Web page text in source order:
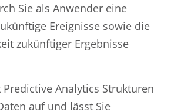
Sie als Anwender eine
Ereignisse sowie die
zukünftiger Ergebnisse
Analytics Strukturen
auf und lässt Sie